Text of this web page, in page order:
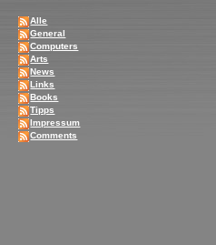
Alle
General
Computers
Arts
News
Links
Books
Tipps
Impressum
Comments